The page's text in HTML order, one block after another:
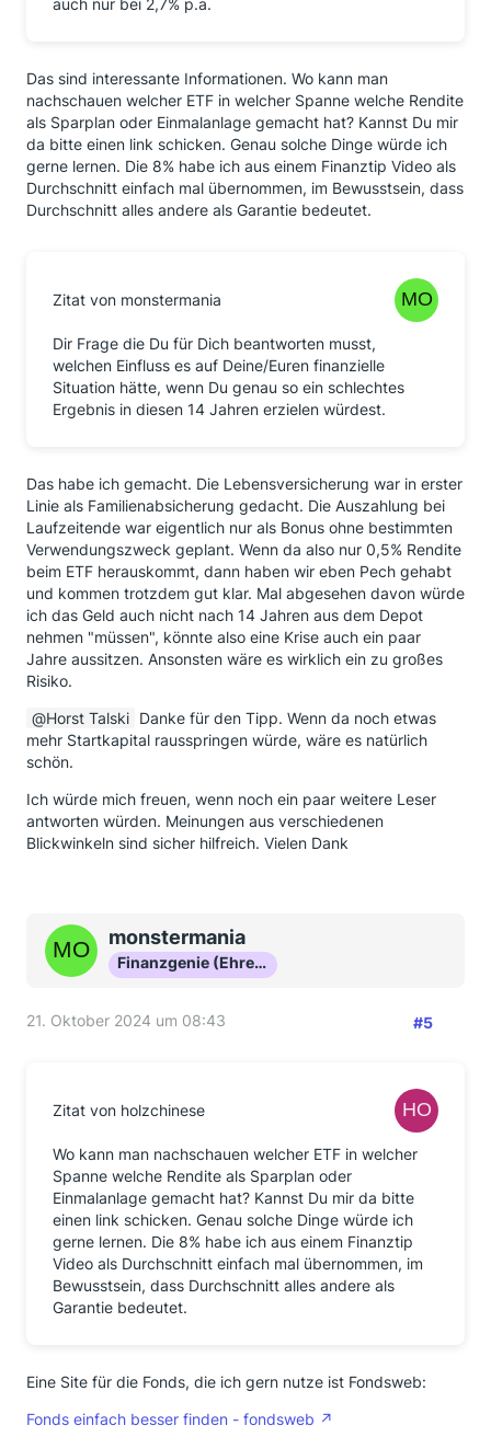
auch nur bei 2,7% p.a.
Das sind interessante Informationen. Wo kann man
nachschauen welcher ETF in welcher Spanne welche Rendite
als Sparplan oder Einmalanlage gemacht hat? Kannst Du mir
da bitte einen link schicken. Genau solche Dinge würde ich
gerne lernen. Die 8% habe ich aus einem Finanztip Video als
Durchschnitt einfach mal übernommen, im Bewusstsein, dass
Durchschnitt alles andere als Garantie bedeutet.
Zitat von monstermania
Dir Frage die Du für Dich beantworten musst,
welchen Einfluss es auf Deine/Euren finanzielle
Situation hätte, wenn Du genau so ein schlechtes
Ergebnis in diesen 14 Jahren erzielen würdest.
Das habe ich gemacht. Die Lebensversicherung war in erster
Linie als Familienabsicherung gedacht. Die Auszahlung bei
Laufzeitende war eigentlich nur als Bonus ohne bestimmten
Verwendungszweck geplant. Wenn da also nur 0,5% Rendite
beim ETF herauskommt, dann haben wir eben Pech gehabt
und kommen trotzdem gut klar. Mal abgesehen davon würde
ich das Geld auch nicht nach 14 Jahren aus dem Depot
nehmen "müssen", könnte also eine Krise auch ein paar
Jahre aussitzen. Ansonsten wäre es wirklich ein zu großes
Risiko.
Horst Talski Danke für den Tipp. Wenn da noch etwas
mehr Startkapital rausspringen würde, wäre es natürlich
schön.
Ich würde mich freuen, wenn noch ein paar weitere Leser
antworten würden. Meinungen aus verschiedenen
Blickwinkeln sind sicher hilfreich. Vielen Dank
monstermania
Finanzgenie (Ehrenmitglied)
21. Oktober 2024 um 08:43 #5
Zitat von holzchinese
Wo kann man nachschauen welcher ETF in welcher
Spanne welche Rendite als Sparplan oder
Einmalanlage gemacht hat? Kannst Du mir da bitte
einen link schicken. Genau solche Dinge würde ich
gerne lernen. Die 8% habe ich aus einem Finanztip
Video als Durchschnitt einfach mal übernommen, im
Bewusstsein, dass Durchschnitt alles andere als
Garantie bedeutet.
Eine Site für die Fonds, die ich gern nutze ist Fondsweb:
Fonds einfach besser finden - fondsweb